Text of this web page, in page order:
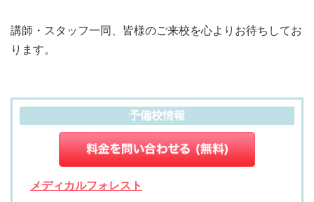
講師・スタッフ一同、皆様のご来校を心よりお待ちしてお
ります。
予備校情報
メディカルフォレスト